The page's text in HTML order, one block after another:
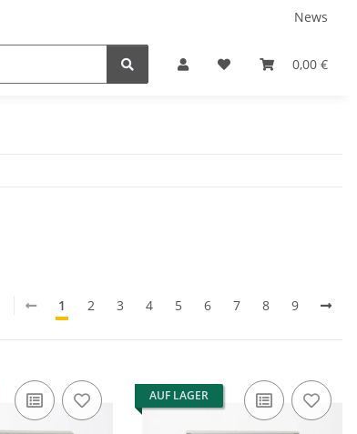
News
0,00 €
1 2 3 4 5 6 7 8 9
AUF LAGER